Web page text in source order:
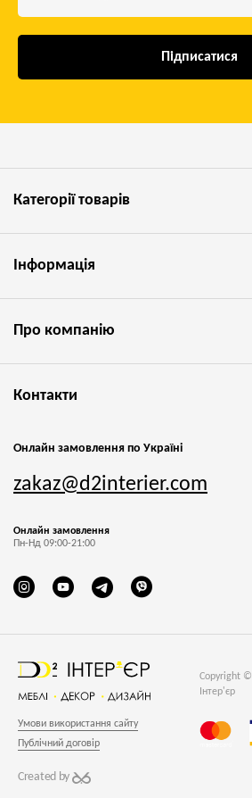
Підписатися
Copyright ©
Інтер'єр
Умови використання сайту
Публічний договір
Created by
Категорії товарів
Інформація
Про компанію
Контакти
Онлайн замовлення по Україні
zakaz@d2interier.com
Онлайн замовлення
Пн-Нд 09:00-21:00